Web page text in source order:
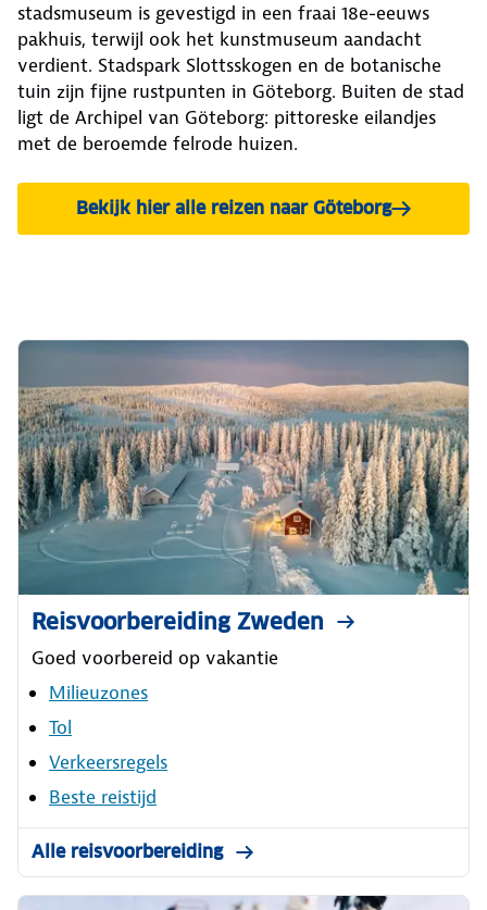
stadsmuseum is gevestigd in een fraai 18e-eeuws
pakhuis, terwijl ook het kunstmuseum aandacht
verdient. Stadspark Slottsskogen en de botanische
tuin zijn fijne rustpunten in Göteborg. Buiten de stad
ligt de Archipel van Göteborg: pittoreske eilandjes
met de beroemde felrode huizen.
Bekijk hier alle reizen naar Göteborg
Reisvoorbereiding Zweden
Goed voorbereid op vakantie
Milieuzones
Tol
Verkeersregels
Beste reistijd
Alle reisvoorbereiding